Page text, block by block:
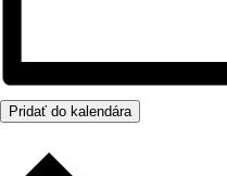
Pridať do kalendára